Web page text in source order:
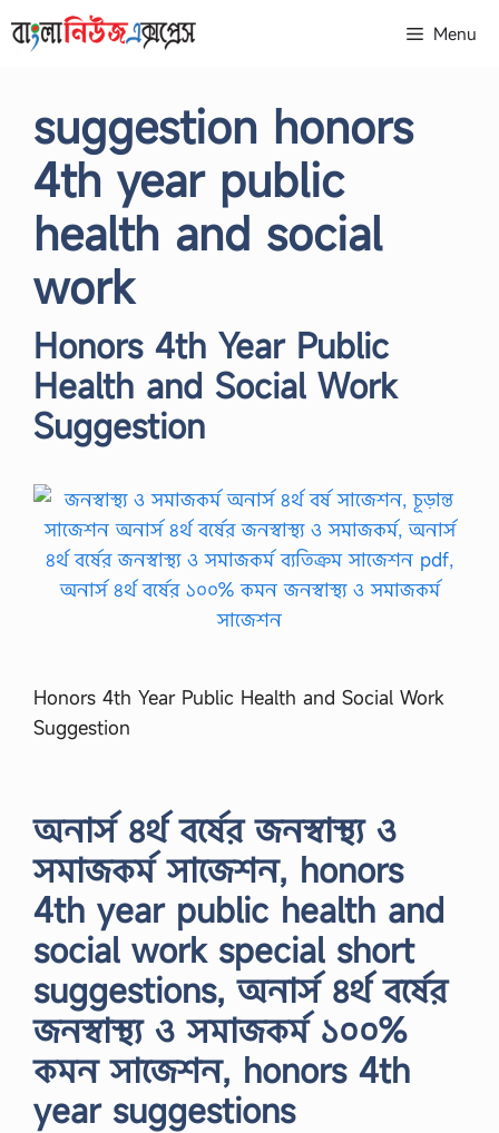
to
Menu
suggestion honors
4th year public
health and social
work
Honors 4th Year Public
Health and Social Work
Suggestion
Honors 4th Year Public Health and Social Work
Suggestion
অনার্স ৪র্থ বর্ষের জনস্বাস্থ্য ও
সমাজকর্ম সাজেশন, honors
4th year public health and
social work special short
suggestions, অনার্স ৪র্থ বর্ষের
জনস্বাস্থ্য ও সমাজকর্ম ১০০%
কমন সাজেশন, honors 4th
year suggestions